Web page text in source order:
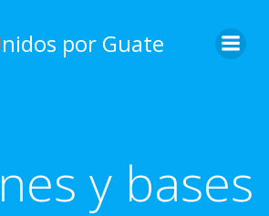
content
por Guate
y bases